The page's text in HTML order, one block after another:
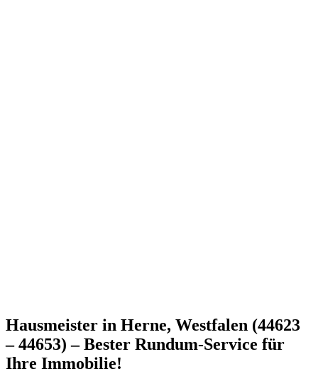
Hausmeister in Herne, Westfalen (44623
– 44653) – Bester Rundum-Service für
Ihre Immobilie!